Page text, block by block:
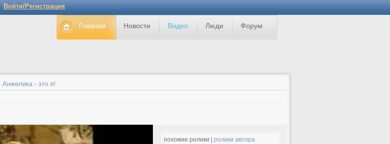
Войти/Регистрация
Главная Новости Видео Люди Форум
Анжелика - это я!
похожие ролики | ролики автора